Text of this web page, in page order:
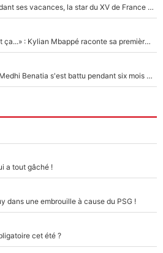
Antoine Dupont en deuil : Pendant ses vacances, la star du XV de France a perdu sa grand-mère
«Je ne sais pas pourquoi j’ai dit ça...» : Kylian Mbappé raconte sa première rencontre avec Zinédine Zidane (et c’est très drôle)
Départ de Roberto De Zerbi - Medhi Benatia s'est battu pendant six mois pour le retenir à l'OM, le PSG a été le naufrage de trop : «Je pars avec toi»
a tout gâché !
dans une embrouille à cause du PSG !
cet été ?